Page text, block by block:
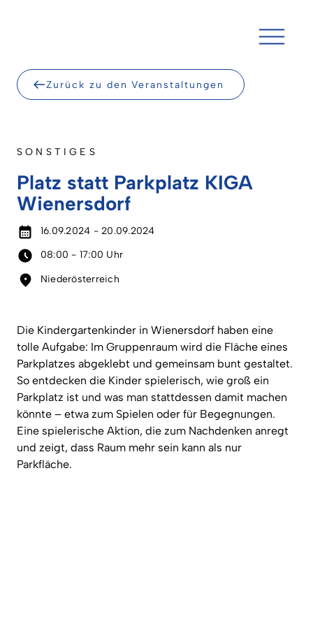
Zurück zu den Veranstaltungen
SONSTIGES
Platz statt Parkplatz KIGA
Wienersdorf
16.09.2024 - 20.09.2024
08:00 - 17:00 Uhr
Niederösterreich
Die Kindergartenkinder in Wienersdorf haben eine
tolle Aufgabe: Im Gruppenraum wird die Fläche eines
Parkplatzes abgeklebt und gemeinsam bunt gestaltet.
So entdecken die Kinder spielerisch, wie groß ein
Parkplatz ist und was man stattdessen damit machen
könnte – etwa zum Spielen oder für Begegnungen.
Eine spielerische Aktion, die zum Nachdenken anregt
und zeigt, dass Raum mehr sein kann als nur
Parkfläche.